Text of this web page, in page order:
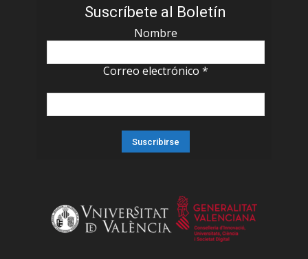
Suscríbete al Boletín
Nombre
Correo electrónico *